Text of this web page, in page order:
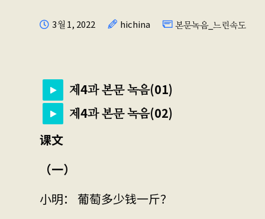
3월 1, 2022 hichina 본문녹음_느린속도
제4과 본문 녹음(01)
제4과 본문 녹음(02)
课文
（一）
小明： 葡萄多少钱一斤？